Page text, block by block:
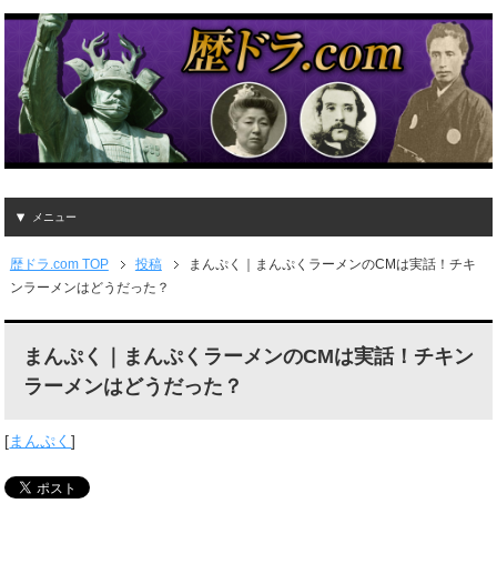
メニュー
歴ドラ.com TOP 投稿
まんぷく｜まんぷくラーメンのCMは実話！チキ
ンラーメンはどうだった？
まんぷく｜まんぷくラーメンのCMは実話！チキン
ラーメンはどうだった？
[まんぷく]